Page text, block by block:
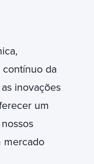
da
inovações
um
mercado